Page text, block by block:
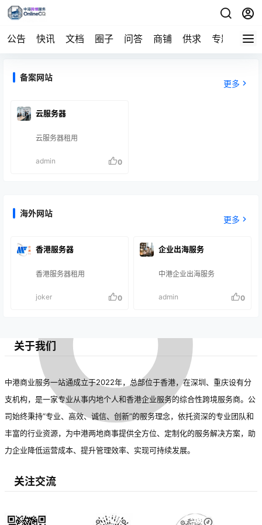
公告 快讯 文档 圈子 问答 商铺 供求 专题 导航
备案网站
更多
云服务器
云服务器租用
admin 0
海外网站
更多
香港服务器
香港服务器租用
joker 0
企业出海服务
中港企业出海服务
admin 0
关于我们
中港商业服务一站通成立于2022年，总部位于香港，在深圳、重庆设有分
支机构，是一家专业从事内地个人和香港企业服务的综合性跨境服务商。公
司始终秉持“专业、高效、诚信、创新”的服务理念，依托资深的专业团队和
丰富的行业资源，为中港两地商事提供全方位、定制化的服务解决方案，助
力企业降低运营成本、提升管理效率、实现可持续发展。
关注交流